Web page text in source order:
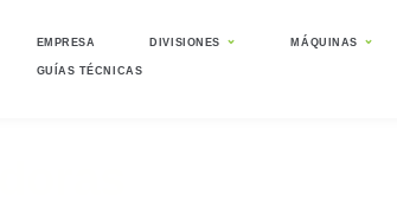
EMPRESA DIVISIONES MÁQUINAS
GUÍAS TÉCNICAS